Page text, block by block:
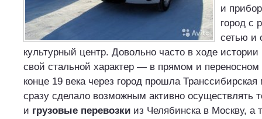
и
город с
сетью и
культурный центр. Довольно часто в ходе
свой стальной характер — в прямом и
конце 19 века через город прошла Транссибирская
сразу сделало возможным активно осуществлять
и грузовые перевозки из Челябинска в Москву, а